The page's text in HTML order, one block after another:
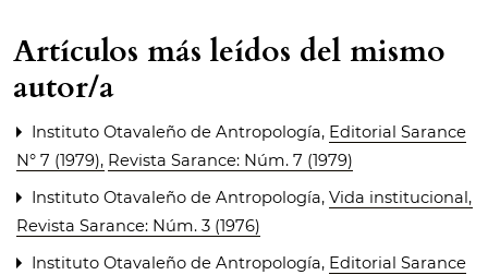
Artículos más leídos del mismo
autor/a
Instituto Otavaleño de Antropología, Editorial Sarance
N° 7 (1979), Revista Sarance: Núm. 7 (1979)
Instituto Otavaleño de Antropología, Vida institucional,
Revista Sarance: Núm. 3 (1976)
Instituto Otavaleño de Antropología, Editorial Sarance